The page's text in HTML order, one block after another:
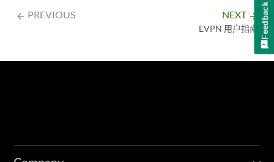
arrow_backward PREVIOUS NEXT arrow_forward
EVPN 用户指南 Feedback